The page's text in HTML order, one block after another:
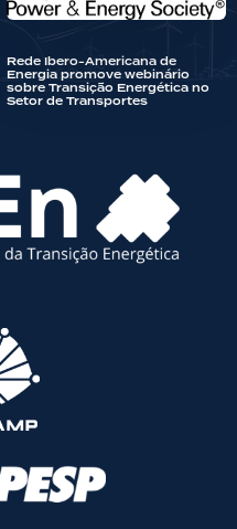
Rede Ibero-Americana de
Energia promove webinário
sobre Transição Energética no
Setor de Transportes